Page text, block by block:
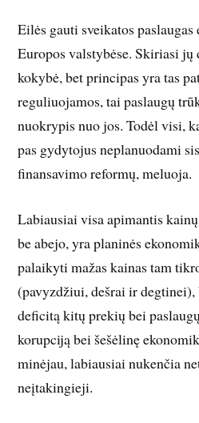
Eilės gauti sveikatos
Europos valstybėse. Skiriasi jų
kokybė, bet principas yra tas
reguliuojamos, tai paslaugų
nuokrypis nuo jos. Todėl visi,
pas gydytojus neplanuodami
finansavimo reformų, meluoja.
Labiausiai visa apimantis
be abejo, yra planinės
palaikyti mažas kainas tam
(pavyzdžiui, dešrai ir
deficitą kitų prekių bei
korupciją bei šešėlinę
minėjau, labiausiai nukenčia
neįtakingieji.